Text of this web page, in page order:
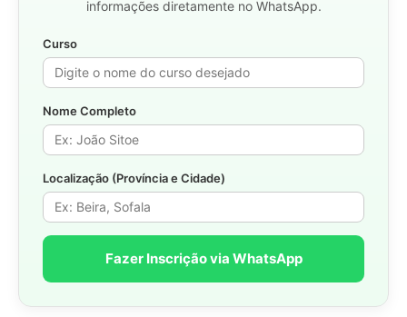
informações diretamente no WhatsApp.
Curso
Nome Completo
Localização (Província e Cidade)
Fazer Inscrição via WhatsApp